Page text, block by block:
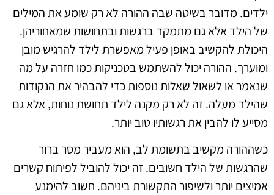
ילדים. מדובר בשיטה שבה ההורה לא רק שומע את המילים
של הילד אלא גם מתמקד ברגשות ובתחושות שמאחוריהן.
היכולת להקשיב באופן פעיל מאפשרת לילד להרגיש מובן
ומוערך. ההורה יכול להשתמש בטכניקות כמו חזרה על מה
שנאמר או לשאול שאלות נוספות כדי להבהיר את הנקודות
שהילד מעלה. זה לא רק מקנה לילד תחושת נוחות, אלא גם
מסייע לו להבין את רגשותיו טוב יותר.
כשההורה מקשיב בתשומת לב, הוא מעביר מסר ברור
שהרגשות של הילד חשובים. זה יכול להוביל לפיתוח קשרים
אמיצים יותר ולשיפור התקשורת ביניהם. חשוב להימנע